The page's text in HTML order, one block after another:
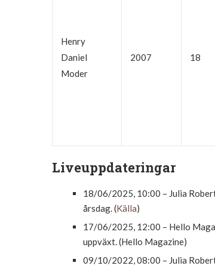
Henry
Daniel
Moder
2007 18
Liveuppdateringar
18/06/2025, 10:00 – Julia
årsdag. (Källa)
17/06/2025, 12:00 – Hello
uppväxt. (Hello Magazine)
09/10/2022, 08:00 – Julia